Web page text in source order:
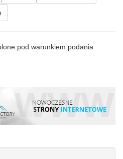
pod warunkiem podania